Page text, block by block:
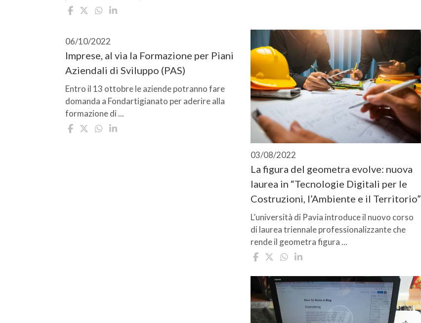
06/10/2022
Imprese, al via la Formazione per Piani
Aziendali di Sviluppo (PAS)
Entro il 13 ottobre le aziende potranno fare
domanda a Fondartigianato per aderire alla
formazione di ...
03/08/2022
La figura del geometra evolve: nuova
laurea in “Tecnologie Digitali per le
Costruzioni, l’Ambiente e il Territorio”
L’università di Pavia introduce il nuovo corso
di laurea triennale professionalizzante che
rende il geometra figura ...